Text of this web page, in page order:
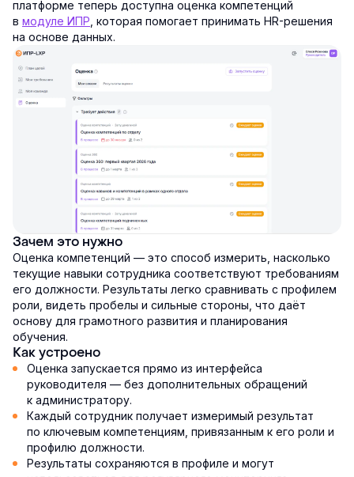
платформе теперь доступна оценка компетенций
в модуле ИПР , которая помогает принимать HR-решения
на основе данных.
Зачем это нужно
Оценка компетенций — это способ измерить, насколько
текущие навыки сотрудника соответствуют требованиям
его должности. Результаты легко сравнивать с профилем
роли, видеть пробелы и сильные стороны, что даёт
основу для грамотного развития и планирования
обучения.
Как устроено
Оценка запускается прямо из интерфейса
руководителя — без дополнительных обращений
к администратору.
Каждый сотрудник получает измеримый результат
по ключевым компетенциям, привязанным к его роли и
профилю должности.
Результаты сохраняются в профиле и могут